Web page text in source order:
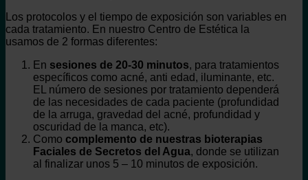
Los protocolos y el tiempo de exposición son variables en
cada tratamiento. En nuestro Centro de Estética la
usamos de 2 formas diferentes:
En sesiones de 20-30 minutos, para tratamientos
específicos como acné, anti edad, iluminante, etc.
EL número de sesiones por tratamiento dependerá
de las necesidades de cada paciente (profundidad
de la arruga, gravedad del acné, profundidad y
oscuridad de la manca, etc).
Como complemento de nuestras bioterapias
Faciales de Secretos del Agua, donde se utilizan
al finalizar unos 5 – 10 minutos de exposición.